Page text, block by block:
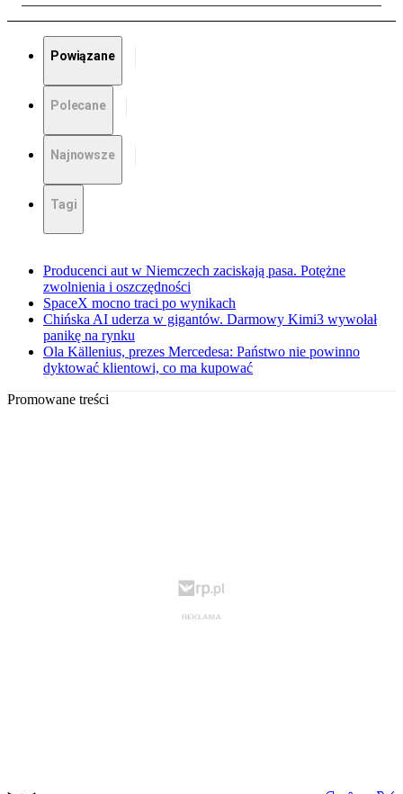
Powiązane
Polecane
Najnowsze
Tagi
Producenci aut w Niemczech zaciskają pasa. Potężne
zwolnienia i oszczędności
SpaceX mocno traci po wynikach
Chińska AI uderza w gigantów. Darmowy Kimi3 wywołał
panikę na rynku
Ola Källenius, prezes Mercedesa: Państwo nie powinno
dyktować klientowi, co ma kupować
Promowane treści